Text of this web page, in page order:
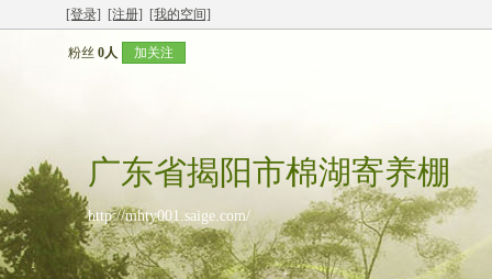
[登录] [注册] [我的空间]
粉丝 0人 加关注
广东省揭阳市棉湖寄养棚
http://mhty001.saige.com/